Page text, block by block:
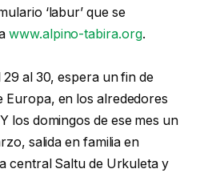
‘labur’ que se
www.alpino-tabira.org.
al 30, espera un fin de
Europa, en los alrededores
los domingos de ese mes un
salida en familia en
central Saltu de Urkuleta y